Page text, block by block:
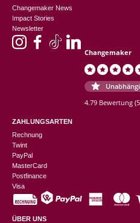
Changemaker News
Impact Stories
Newsletter
Changemaker
4.79 Bewertung
ZAHLUNGSARTEN
Rechnung
Twint
PayPal
MasterCard
Postfinance
Visa
ÜBER UNS